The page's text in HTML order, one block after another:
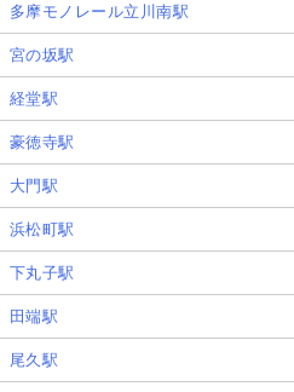
多摩モノレール立川南駅
宮の坂駅
経堂駅
豪徳寺駅
大門駅
浜松町駅
下丸子駅
田端駅
尾久駅